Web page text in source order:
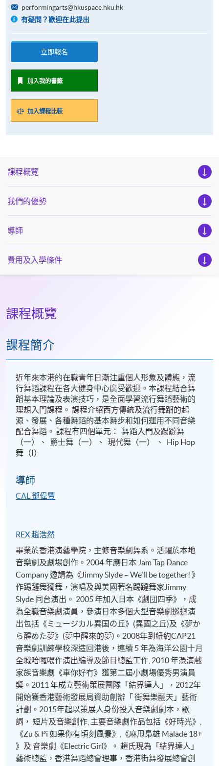
performingarts@hkuspace.hku.hk
有疑問？歡迎在此提出
立即報名
加入我的書籤
加入課程比較
課程概覽
我們的優勢
導師
費用及入學條件
課程概覽
課程簡介
近年來本港的在職青年日漸注重個人形象及體態，流
行舞蹈課程在各大健身中心廣受歡迎。本課程結合舞
蹈基本理論及表演技巧，是全面學習流行舞蹈藝術的
理想入門課程。 課程介紹西方傳統及流行舞蹈的起
源、發展、各種舞蹈的基本舞步和如何運用不同音樂
配合舞蹈。 課程有四個單元： 舞蹈入門及踢躂舞
（一）、 爵士舞（一）、 現代舞（一） 、 Hip Hop
舞（I）
導師
CAL 鄧偉豐
REX 趙浩然
畢業於香港演藝學院，主修音樂劇舞系。活躍於本地
音樂劇及劇場創作。2004 年應日本 Jam Tap Dance
Company 邀請為《Jimmy Slyde – We'll be together! 》
作踢躂舞獨舞，演唱及與美國著名踢躂舞家Jimmy
Slyde 同台演出。 2005 年加入日本《劇団四季》，成
為全職音樂劇演員，參演日本多個大型音樂劇巡迴演
出包括《ミュージカル異国の丘》(異國之丘)及《夢か
ら醒めた夢》(夢中醒來的夢)。2008年到紐約CAP21
音樂劇訓練學校深造回港後，連續 5 年為海洋公園十月
全城哈囉喂作演出編導及節目總監工作, 2010 年憑演戲
家族音樂劇《車你好冇》獲第二屆小劇場優秀男演員
獎。2011 年成立藝術策展團隊「結界達人」，2012年
開始獲香港藝術發展局資助創辦「 街舞樂翻天」藝術
計劃。2015年起以策展人身份投入音樂劇劇本，歌
詞， 短片及音樂創作, 主要音樂劇作品包括《好時光》,
《Zu & Pi 如果你有頃刻風景》,《麻甩梟雄 Malade 18+
》及 音樂劇《Electric Girl》。 趙氏現為「結界達人」
藝術總監，香港舞蹈總會理事，香港街舞發展總會創